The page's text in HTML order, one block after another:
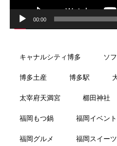
00:00
キャナルシティ博多 ソ
博多土産 博多駅
太宰府天満宮 櫛田神社
福岡もつ鍋 福岡イベント
福岡グルメ 福岡スイーツ